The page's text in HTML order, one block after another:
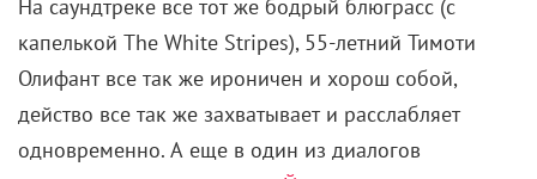
капелькой The White Stripes), 55-летний Тимоти
Олифант все так же ироничен и хорош собой,
действо все так же захватывает и расслабляет
одновременно. А еще в один из диалогов
вворачивают упоминание«Йеллоустоуна»